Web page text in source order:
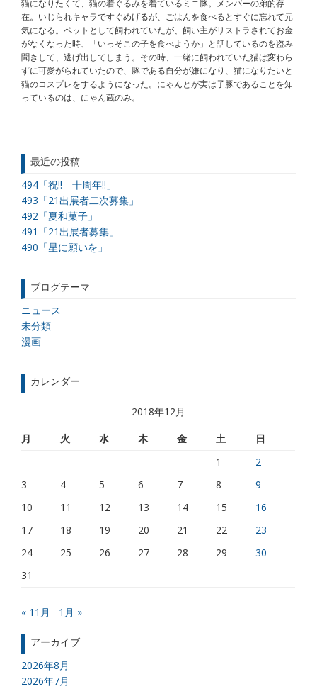
猫になりたくて、猫の着ぐるみを着ているミニ豚。メンバーの弟的存
在。いじられキャラですぐめげるが、ごはんを食べるとすぐに忘れて元
気になる。ペットとして飼われていたが、飼い主がリストラされてお金
がなくなった時、「いっそこの子を食べようか」と話しているのを盗み
聞きして、逃げ出してしまう。その時、一緒に飼われていた猫は変わら
ずに可愛がられていたので、豚である自分が嫌になり、猫になりたいと
猫のコスプレをするようになった。にゃんとが実は子豚であることを知
っているのは、にゃん蔵のみ。
最近の投稿
494「祝!! 十周年!!」
493「21出展者二次募集」
492「夏和菓子」
491「21出展者募集」
490「星に願いを」
ブログテーマ
ニュース
未分類
漫画
カレンダー
2018年12月
月
火 水 木 金 土
日
1
2
3
4 5 6 7 8
9
10
11 12 13 14 15
16
17
18 19 20 21 22
23
24
25 26 27 28 29
30
31
« 11月 1月 »
アーカイブ
2026年8月
2026年7月